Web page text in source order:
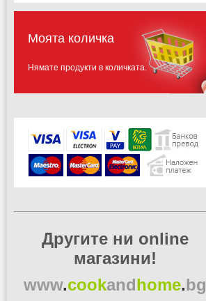
Моята количка
Нямате продукти в количката.
Другите ни online
магазини!
www.cookandhome.bg